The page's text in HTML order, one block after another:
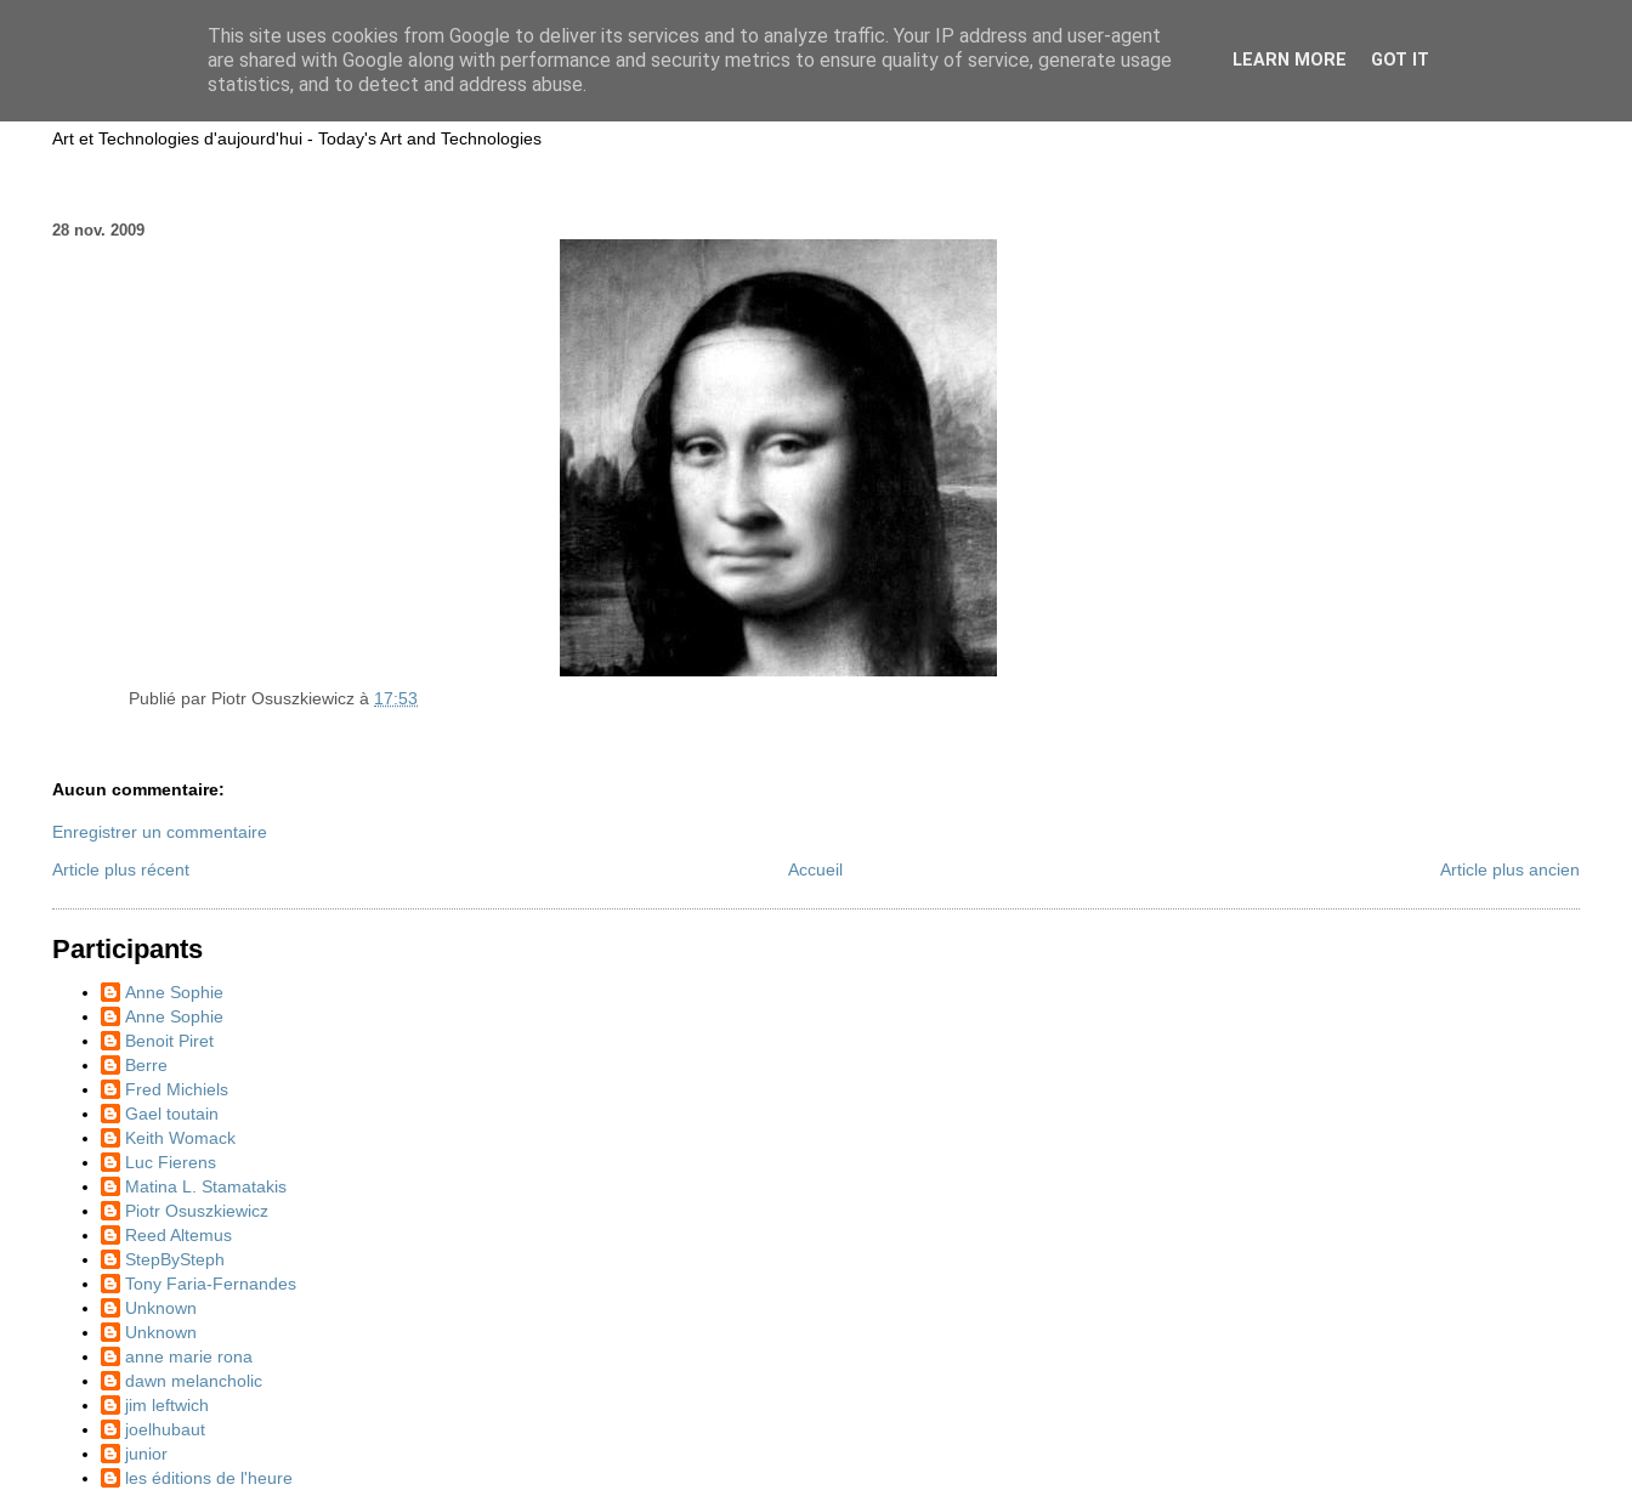
wwwART in VIVO
Art et Technologies d'aujourd'hui - Today's Art and Technologies
28 nov. 2009
Publié par Piotr Osuszkiewicz à 17:53
Aucun commentaire:
Enregistrer un commentaire
Article plus récent
Article plus ancien
Accueil
Participants
Anne Sophie
Anne Sophie
Benoit Piret
Berre
Fred Michiels
Gael toutain
Keith Womack
Luc Fierens
Matina L. Stamatakis
Piotr Osuszkiewicz
Reed Altemus
StepBySteph
Tony Faria-Fernandes
Unknown
Unknown
anne marie rona
dawn melancholic
jim leftwich
joelhubaut
junior
les éditions de l'heure
This site uses cookies from Google to deliver its services and to analyze traffic. Your IP address and user-agent
are shared with Google along with performance and security metrics to ensure quality of service, generate usage
statistics, and to detect and address abuse.
LEARN MORE GOT IT